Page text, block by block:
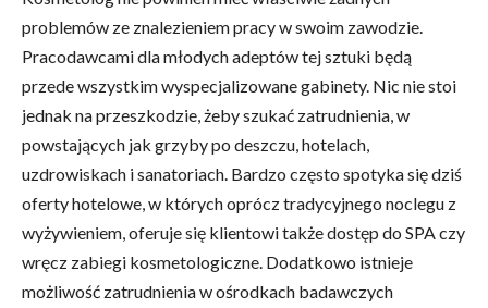
problemów ze znalezieniem pracy w swoim zawodzie.
Pracodawcami dla młodych adeptów tej sztuki będą
przede wszystkim wyspecjalizowane gabinety. Nic nie stoi
jednak na przeszkodzie, żeby szukać zatrudnienia, w
powstających jak grzyby po deszczu, hotelach,
uzdrowiskach i sanatoriach. Bardzo często spotyka się dziś
oferty hotelowe, w których oprócz tradycyjnego noclegu z
wyżywieniem, oferuje się klientowi także dostęp do SPA czy
wręcz zabiegi kosmetologiczne. Dodatkowo istnieje
możliwość zatrudnienia w ośrodkach badawczych